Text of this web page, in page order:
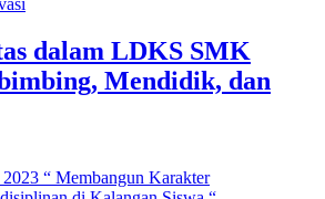
dalam LDKS SMK
Mendidik, dan